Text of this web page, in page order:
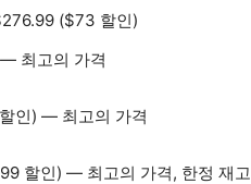
($73 할인)
최고의 가격
인) — 최고의 가격
할인) — 최고의 가격, 한정 재고